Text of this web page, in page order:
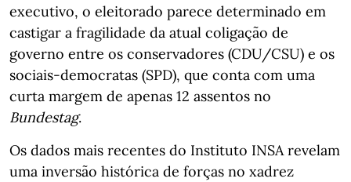
executivo, o eleitorado parece determinado em
castigar a fragilidade da atual coligação de
governo entre os conservadores (CDU/CSU) e os
sociais-democratas (SPD), que conta com uma
curta margem de apenas 12 assentos no
Bundestag.
Os dados mais recentes do Instituto INSA revelam
uma inversão histórica de forças no xadrez